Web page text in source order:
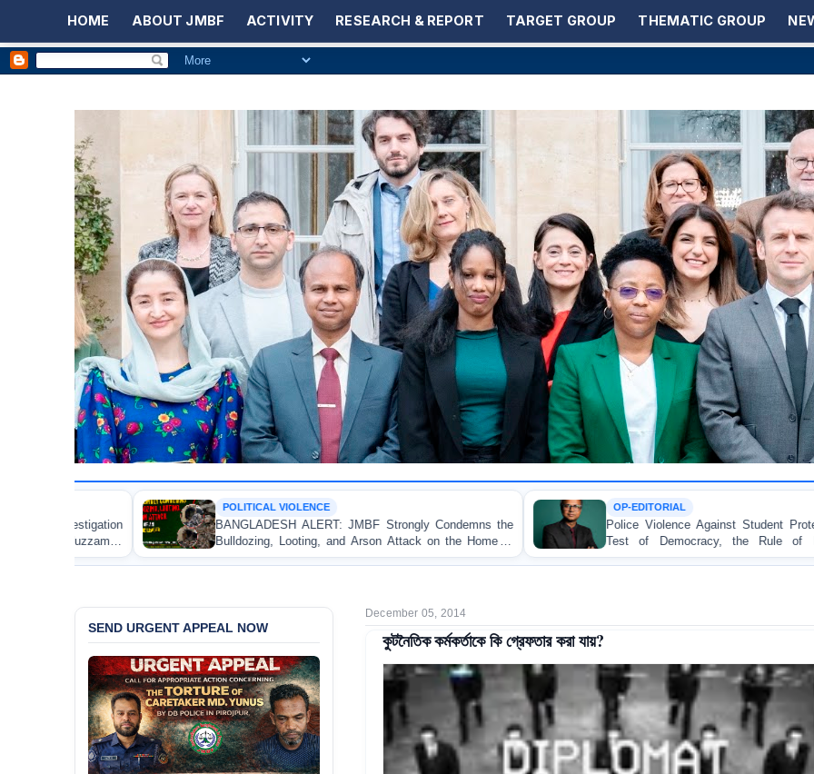
HOME ABOUT JMBF ACTIVITY RESEARCH & REPORT TARGET GROUP THEMATIC GROUP
POLITICAL VIOLENCE
BANGLADESH ALERT: JMBF Strongly Condemns the
Bulldozing, Looting, and Arson Attack on the Home of
an Awami League Leader in Patuakhali
Police Violence Against Student Protesters: A Crucial
Test of Democracy, the Rule of Law, and State
Accountability
December 05, 2014
কুটনৈতিক কর্মকর্তাকে কি গ্রেফতার করা যায়?
SEND URGENT APPEAL NOW